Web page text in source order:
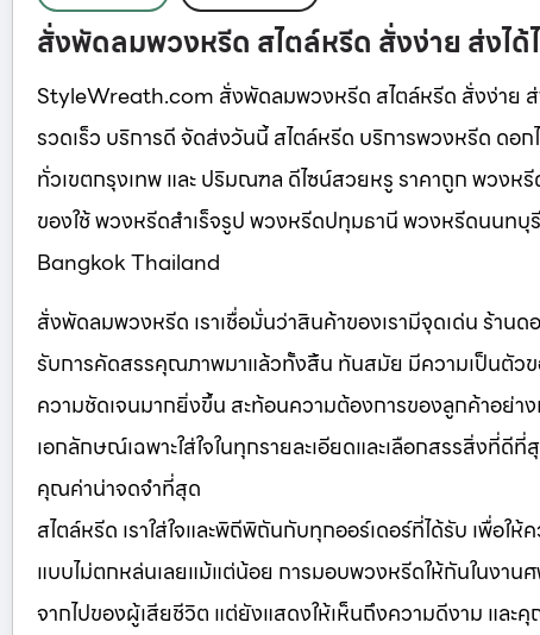
สั่งพัดลมพวงหรีด สไตล์หรีด สั่งง่าย ส่งไ
StyleWreath.com สั่งพัดลมพวงหรีด สไตล์หรีด สั่งง่าย
รวดเร็ว บริการดี จัดส่งวันนี้ สไตล์หรีด บริการพวงหรีด ดอ
ทั่วเขตกรุงเทพ และ ปริมณฑล ดีไซน์สวยหรู ราคาถูก พวง
ของใช้ พวงหรีดสำเร็จรูป พวงหรีดปทุมธานี พวงหรีดนน
Bangkok Thailand
สั่งพัดลมพวงหรีด เราเชื่อมั่นว่าสินค้าของเรามีจุดเด่น ร้าน
รับการคัดสรรคุณภาพมาแล้วทั้งสิ้น ทันสมัย มีความเป็นตัวข
ความชัดเจนมากยิ่งขึ้น สะท้อนความต้องการของลูกค้าอย่า
เอกลักษณ์เฉพาะใส่ใจในทุกรายละเอียดและเลือกสรรสิ่งที่ดี
คุณค่าน่าจดจำที่สุด
สไตล์หรีด เราใส่ใจและพิถีพิถันกับทุกออร์เดอร์ที่ได้รับ เพื่
แบบไม่ตกหล่นเลยแม้แต่น้อย การมอบพวงหรีดให้กันในงา
จากไปของผู้เสียชีวิต แต่ยังแสดงให้เห็นถึงความดีงาม แล